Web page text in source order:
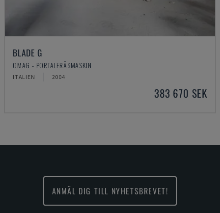
BLADE G
OMAG - PORTALFRÄSMASKIN
ITALIEN 2004
383 670 SEK
ANMÄL DIG TILL NYHETSBREVET!